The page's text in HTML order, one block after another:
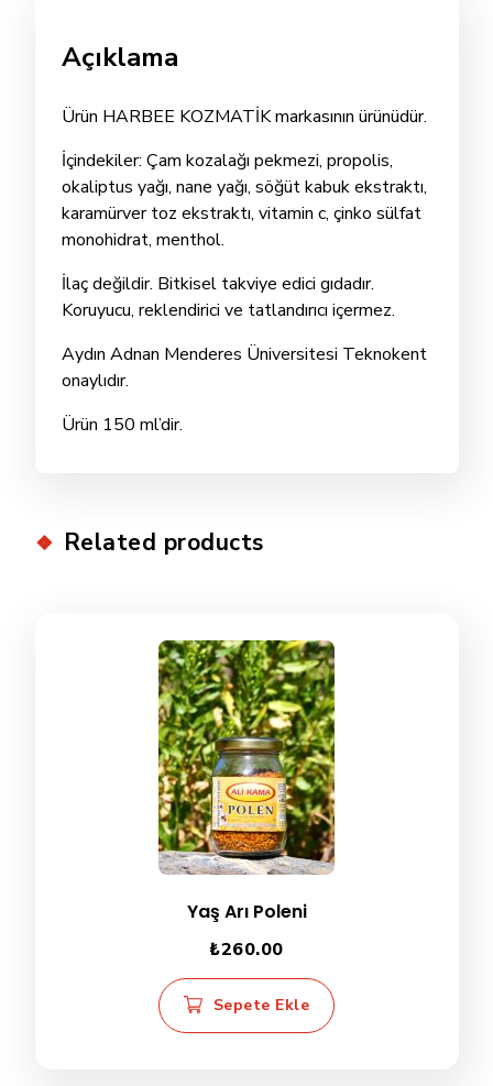
Açıklama
Ürün HARBEE KOZMATİK markasının ürünüdür.
İçindekiler: Çam kozalağı pekmezi, propolis,
okaliptus yağı, nane yağı, söğüt kabuk ekstraktı,
karamürver toz ekstraktı, vitamin c, çinko sülfat
monohidrat, menthol.
İlaç değildir. Bitkisel takviye edici gıdadır.
Koruyucu, reklendirici ve tatlandırıcı içermez.
Aydın Adnan Menderes Üniversitesi Teknokent
onaylıdır.
Ürün 150 ml’dir.
Related products
Yaş Arı Poleni
₺260.00
Sepete Ekle